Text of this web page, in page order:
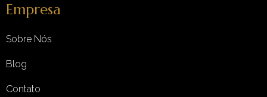
Empresa
Sobre Nós
Blog
Contato